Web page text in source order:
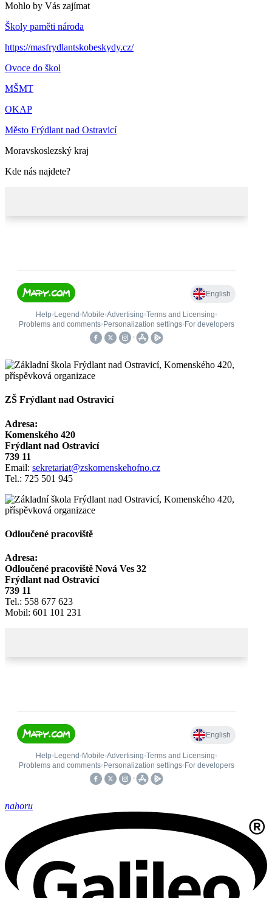
Mohlo by Vás zajímat
Školy paměti národa
https://masfrydlantskobeskydy.cz/
Ovoce do škol
MŠMT
OKAP
Město Frýdlant nad Ostravicí
Moravskoslezský kraj
Kde nás najdete?
ZŠ Frýdlant nad Ostravicí
Adresa:
Komenského 420
Frýdlant nad Ostravicí
739 11
Email: sekretariat@zskomenskehofno.cz
Tel.: 725 501 945
Odloučené pracoviště
Adresa:
Odloučené pracoviště Nová Ves 32
Frýdlant nad Ostravicí
739 11
Tel.: 558 677 623
Mobil: 601 101 231
nahoru